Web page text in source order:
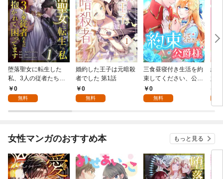
堕落聖女に転生した
私、3人の従者たちに
抱かれて困ってます 第
1話
0
無料
婚約した王子は元暗殺
者でした 第1話
0
無料
三食昼寝付き生活を約
束してください、公爵
様 1話
0
無料
絶
嬢
行
女性マンガのおすすめ本 もっと見る